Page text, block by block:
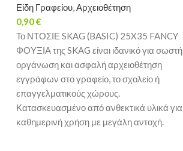
Είδη Γραφείου,Αρχειοθέτηση
0,90€
Το ΝΤΟΣΙΕ SKAG (BASIC) 25X35 FANCY
ΦΟΥΞΙΑ της SKAG είναι ιδανικό για σωστή
οργάνωση και ασφαλή αρχειοθέτηση
εγγράφων στο γραφείο, το σχολείο ή
επαγγελματικούς χώρους.
Κατασκευασμένο από ανθεκτικά υλικά για
καθημερινή χρήση με μεγάλη αντοχή.